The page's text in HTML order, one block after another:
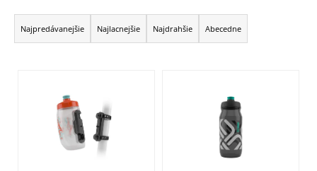
R
a
d
Najpredávanejšie Najlacnejšie Najdrahšie Abecedne